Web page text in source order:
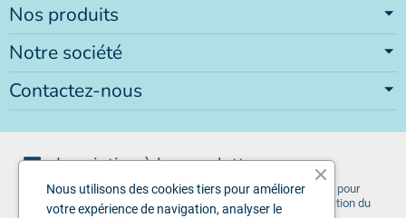
Nos produits
Notre société
Contactez-nous
Inscription à la newsletter
Vous pouvez vous désinscrire à tout moment. Vous trouverez pour
cela nos informations de contact dans les conditions d'utilisation du
Nous utilisons des cookies tiers pour améliorer
votre expérience de navigation, analyser le